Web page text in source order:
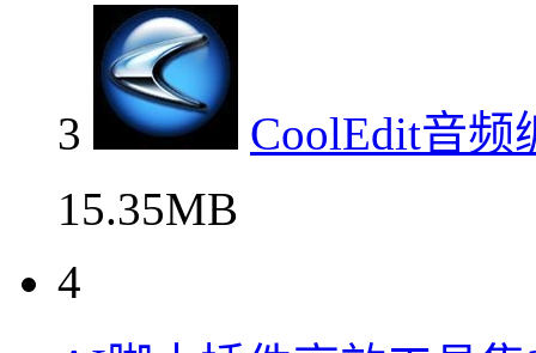
3
CoolEdit音频
15.35MB
4